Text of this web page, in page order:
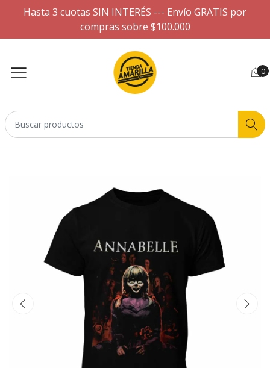
Hasta 3 cuotas SIN INTERÉS --- Envío GRATIS por
compras sobre $100.000
0